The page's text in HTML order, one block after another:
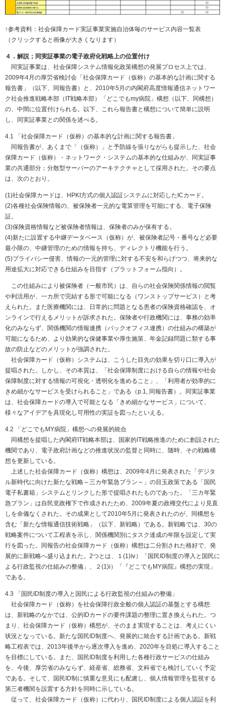
↑参考資料：社会保障カード実証事業実施自治体毎のサービス内容一覧表
（クリックすると画像が大きくなります）
４．解説；同実証事業の電子政府化戦略上の位置付け
同実証事業は、社会保障システム情報化政策構想の発展プロセス上では、
2009年4月の厚労省検討会「社会保障カード（仮称）の基本的な計画に関する
報告書」（以下、同報告書）と、2010年5月の内閣府高度情報通信ネットワー
ク社会推進戦略本部（IT戦略本部）「どこでもmy病院」構想（以下、同構想）
の、中間に位置付けられる。以下、これら報告書と構想について簡単に説明
し、同実証事業との関係を述べる。
4.1 「社会保障カード（仮称）の基本的な計画に関する報告書」
同報告書が、あくまで「（仮称）」と予防線を張りながらも提示した、社会
保障カード（仮称）・ネットワーク・システムの基本的な仕組みが、同実証事
業の共通部分；分散型サーバーのアーキテクチャとして採用された。その要点
は、次のとおり。
(1)社会保障カードは、HPKI方式の個人認証システムに対応したICカード。
(2)各種社会保険情報の、被保険者一元的な電算管理を可能にする、電子保険
証。
(3)保険資格情報など被保険者情報は、保険者のみが保有する。
(4)新たに設置する中継データベース（仮称）が、被保険者記号・番号など必要
最小限の、中継管理のための情報を持ち、ディレクトリ機能を行う。
(5)プライバシー侵害、情報の一元的管理に対する不安を和らげつつ、将来的な
用途拡大に対応できる仕組みを目指す（プラットフォーム指向）。
この仕組みにより被保険者（一般市民）は、自らの社会保険関係情報の閲覧
や利活用が、一カ所で完結する形で可能になる（ワンストップサービス）と考
えられた。また医療機関には、日常的に問題となる患者の保険資格確認を、オ
ンラインで行えるメリットが訴求された。保険者や行政機関には、事務の効率
化のみならず、関係機関の情報連携（バックオフィス連携）の仕組みの構築が
可能になるため、より効果的な保健事業や厚生施策、年金記録問題に類する事
故の防止などのメリットが強調された。
社会保障カード（仮称）システムは、こうした目先の効果を切り口に導入が
提唱された。しかし、その本質は、「社会保障制度における自らの情報や社会
保障制度に対する情報の可視化・透明化を進めること」、「利用者が効率的に
きめ細かなサービスを受けられること」である（p.1, 同報告書）。同実証事業
は、社会保障カードの導入で可能となる「きめ細かなサービス」について、
様々なアイデアを具現化し可用性の実証を図ったといえる。
4.2 「どこでもMY病院」構想への発展的統合
同構想を提唱した内閣府IT戦略本部は、国家的IT戦略推進のために創設された
機関であり、電子政府計画などの推進状況の監督と同時に、随時、その戦略構
想を更新している。
上述した社会保障カード（仮称）構想は、2009年4月に発表された「デジタ
ル新時代に向けた新たな戦略～三カ年緊急プラン～」の目玉政策である「国民
電子私書箱」システムとリンクした形で提唱されたものであった。「三カ年緊
急プラン」は自民党政権下で作成されたため、2009年夏の政権交代により見直
しを余儀なくされた。その成果として2010年5月に発表されたのが、同構想を
含む「新たな情報通信技術戦略」（以下、新戦略）である。新戦略では、30の
戦略案件について工程表を示し、関係機関別にタスク達成の年限を設定して実
行を図った。同報告の社会保障カード（仮称）構想は二分割された格好で、発
展的に新戦略へ盛り込まれた。2つとは、１(1)ⅳ）「国民ID制度の導入と国民に
よる行政監視の仕組みの整備」、２(1)ⅰ）「『どこでもMY病院』構想の実現」
である。
4.3 「国民ID制度の導入と国民による行政監視の仕組みの整備」
社会保障カード（仮称）を社会保障行政全般の個人認証の基盤とする構想
は、新戦略のなかでは、公的IDカードの要件課題の整理に置き換えられた。つ
まり、社会保障カード（仮称）構想が、そのまま実現することは、考えにくい
状況となっている。新たな国民ID制度へ、発展的に統合する計画である。新戦
略工程表では、2013年後半から逐次導入を進め、2020年を目処に導入すること
を目標にしている。また、国民ID制度を利用した各種行政サービスの仕組み
を、今後、厚労省のみならず、経産省、総務省、文科省でも検討していく予定
である。そして、国民ID制に慎重な意見にも配慮し、個人情報管理を監視する
第三者機関を設置する方針を同時に示している。
従って、社会保障カード（仮称）に代わり、国民ID制度による個人認証を利